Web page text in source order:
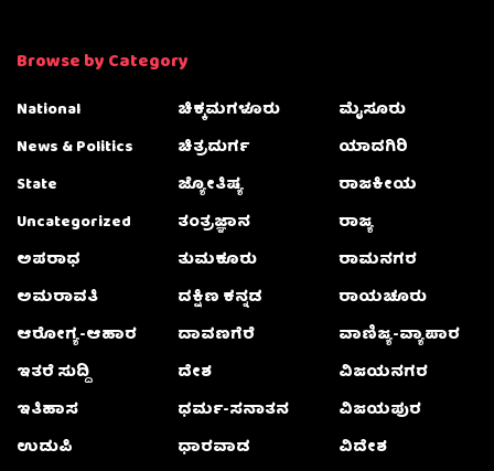
Browse by Category
National
News & Politics
State
Uncategorized
ಅಪರಾಧ
ಅಮರಾವತಿ
ಆರೋಗ್ಯ-ಆಹಾರ
ಇತರೆ ಸುದ್ದಿ
ಇತಿಹಾಸ
ಉಡುಪಿ
ಚಿಕ್ಕಮಗಳೂರು
ಚಿತ್ರದುರ್ಗ
ಜ್ಯೋತಿಷ್ಯ
ತಂತ್ರಜ್ಞಾನ
ತುಮಕೂರು
ದಕ್ಷಿಣ ಕನ್ನಡ
ದಾವಣಗೆರೆ
ದೇಶ
ಧರ್ಮ-ಸನಾತನ
ಧಾರವಾಡ
ಮೈಸೂರು
ಯಾದಗಿರಿ
ರಾಜಕೀಯ
ರಾಜ್ಯ
ರಾಮನಗರ
ರಾಯಚೂರು
ವಾಣಿಜ್ಯ-ವ್ಯಾಪಾರ
ವಿಜಯನಗರ
ವಿಜಯಪುರ
ವಿದೇಶ